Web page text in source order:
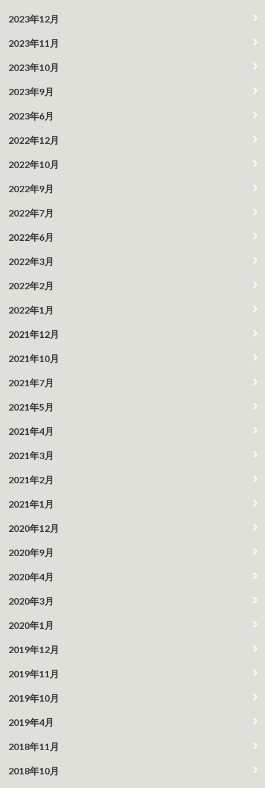
2023年12月
2023年11月
2023年10月
2023年9月
2023年6月
2022年12月
2022年10月
2022年9月
2022年7月
2022年6月
2022年3月
2022年2月
2022年1月
2021年12月
2021年10月
2021年7月
2021年5月
2021年4月
2021年3月
2021年2月
2021年1月
2020年12月
2020年9月
2020年4月
2020年3月
2020年1月
2019年12月
2019年11月
2019年10月
2019年4月
2018年11月
2018年10月